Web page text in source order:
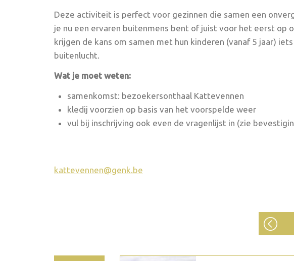
Deze activiteit is perfect voor gezinnen die samen een
je nu een ervaren buitenmens bent of juist voor het eerst op
krijgen de kans om samen met hun kinderen (vanaf 5 jaar)
buitenlucht.
Wat je moet weten:
samenkomst: bezoekersonthaal Kattevennen
kledij voorzien op basis van het voorspelde weer
vul bij inschrijving ook even de vragenlijst in (zie
kattevennen@genk.be